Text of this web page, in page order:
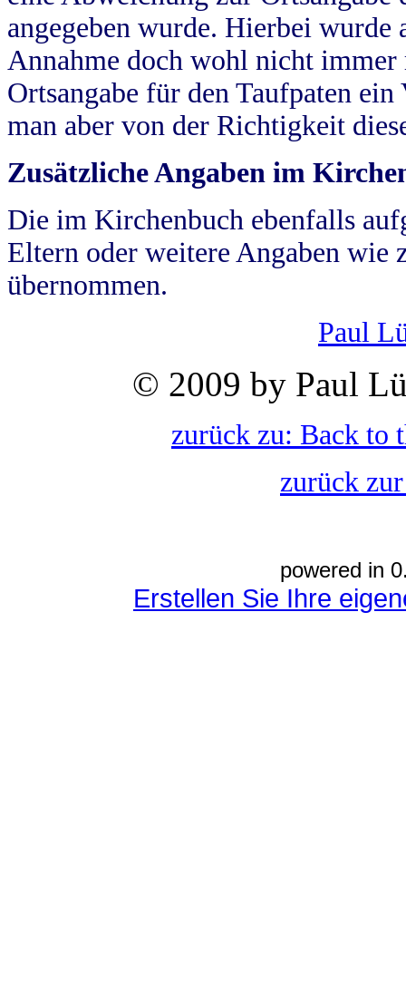
angegeben wurde. Hierbei wurde
Annahme doch wohl nicht
Ortsangabe für den Taufpaten
man aber von der Richtigkeit
Zusätzliche Angaben im
Die im Kirchenbuch ebenfalls
Eltern oder weitere Angaben wie
übernommen.
Paul
© 2009 by Paul
zurück zu: Back to
zurück
powered in
Erstellen Sie Ihre